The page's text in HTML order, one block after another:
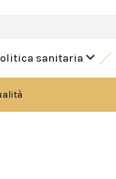
sanitaria